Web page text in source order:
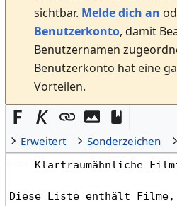
sichtbar. Melde dich an
Benutzerkonto, damit
Benutzernamen
Benutzerkonto hat eine
Vorteilen.
Erweitert Sonderzeichen